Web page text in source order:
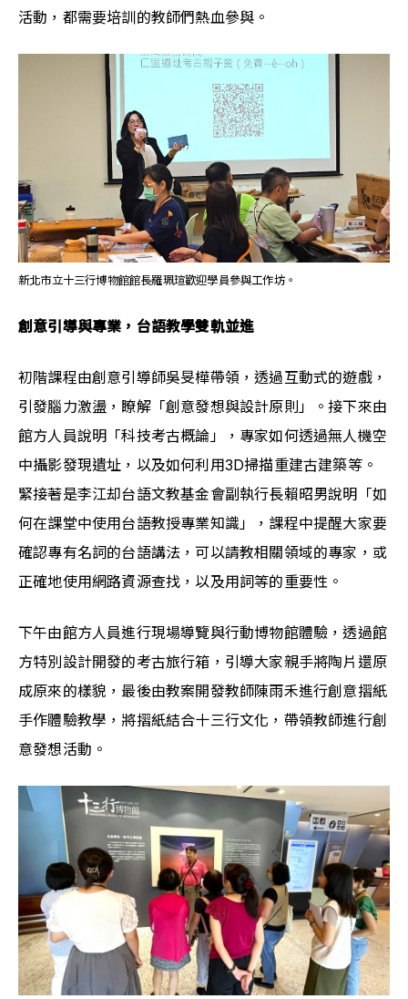
活動，都需要培訓的教師們熱血參與。
新北市立十三行博物館館長羅珮瑄歡迎學員參與工作坊。
創意引導與專業，台語教學雙軌並進
初階課程由創意引導師吳旻樺帶領，透過互動式的遊戲，
引發腦力激盪，瞭解「創意發想與設計原則」。接下來由
館方人員說明「科技考古概論」，專家如何透過無人機空
中攝影發現遺址，以及如何利用3D掃描重建古建築等。
緊接著是李江却台語文教基金會副執行長賴昭男說明「如
何在課堂中使用台語教授專業知識」，課程中提醒大家要
確認專有名詞的台語講法，可以請教相關領域的專家，或
正確地使用網路資源查找，以及用詞等的重要性。
下午由館方人員進行現場導覽與行動博物館體驗，透過館
方特別設計開發的考古旅行箱，引導大家親手將陶片還原
成原來的樣貌，最後由教案開發教師陳雨禾進行創意摺紙
手作體驗教學，將摺紙結合十三行文化，帶領教師進行創
意發想活動。